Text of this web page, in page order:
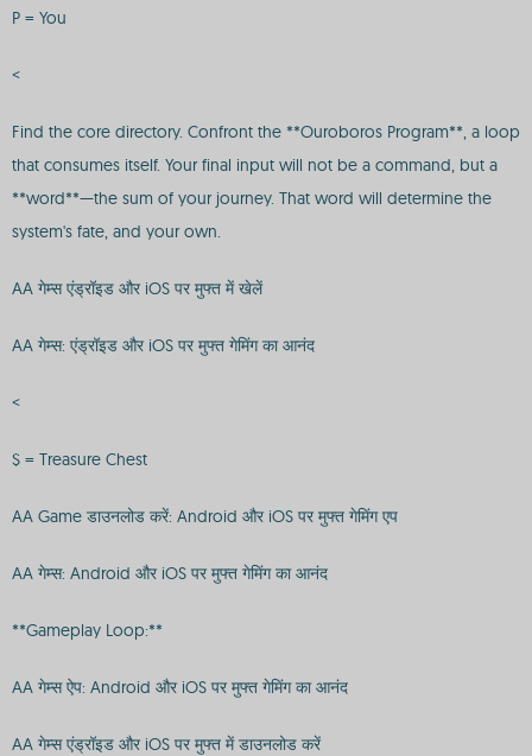
P = You
<
Find the core directory. Confront the **Ouroboros Program**, a loop
that consumes itself. Your final input will not be a command, but a
**word**—the sum of your journey. That word will determine the
system's fate, and your own.
AA गेम्स एंड्रॉइड और iOS पर मुफ्त में खेलें
AA गेम्स: एंड्रॉइड और iOS पर मुफ्त गेमिंग का आनंद
<
$ = Treasure Chest
AA Game डाउनलोड करें: Android और iOS पर मुफ्त गेमिंग एप
AA गेम्स: Android और iOS पर मुफ्त गेमिंग का आनंद
**Gameplay Loop:**
AA गेम्स ऐप: Android और iOS पर मुफ्त गेमिंग का आनंद
AA गेम्स एंड्रॉइड और iOS पर मुफ्त में डाउनलोड करें